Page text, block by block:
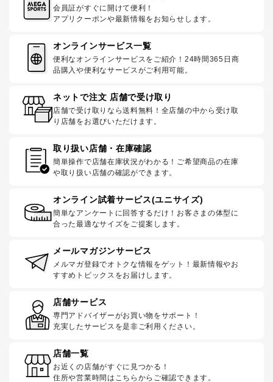
会員証がすぐに開けて便利！
アプリクーポンや最新情報をお知らせします。
オンラインサービス一覧
便利なオンラインサービスをご紹介！24時間365日商
品購入や便利なサービスがご利用可能。
ネットで注文 店舗で受け取り
店舗で受け取りなら送料無料！全店舗の中から受け取
り店舗をお選びいただけます。
取り扱い店舗・在庫確認
簡単操作で店舗在庫状況がわかる！ご希望商品の在庫
や取り扱い店舗の確認ができます。
オンライン試着サービス(ユニサイズ)
簡単なアンケートに回答するだけ！お客さまの体型に
合った最適なサイズをご提案します。
メールマガジンサービス
メルマガ登録でオトクな情報をゲット！最新情報やお
すすめトピックスをお届けします。
店舗サービス
専門アドバイザーがお買い物をサポート！
充実したサービスを是非ご利用ください。
店舗一覧
お近くの店舗がすぐに見つかる！
住所や営業時間はこちらからご確認できます。